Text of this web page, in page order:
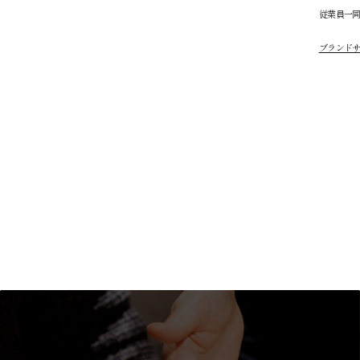
従業員一
ブランド